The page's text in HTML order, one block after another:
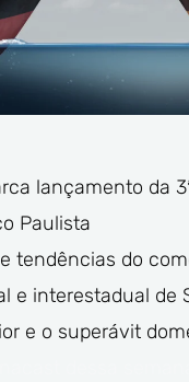
lançamento da
Paulista
tendências do
e interestadual de
e o superávit